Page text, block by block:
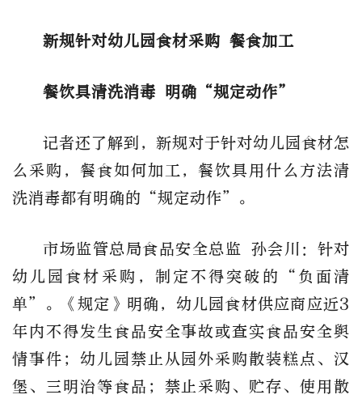
新规针对幼儿园食材采购 餐食加工
餐饮具清洗消毒 明确“规定动作”
记者还了解到，新规对于针对幼儿园食材怎
么采购，餐食如何加工，餐饮具用什么方法清
洗消毒都有明确的“规定动作”。
市场监管总局食品安全总监 孙会川 ：针对
幼儿园食材采购，制定不得突破的“负面清
单”。《规定》明确，幼儿园食材供应商应近3
年内不得发生食品安全事故或查实食品安全舆
情事件；幼儿园禁止从园外采购散装糕点、汉
堡、三明治等食品；禁止采购、贮存、使用散